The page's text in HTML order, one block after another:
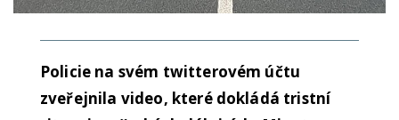
Policie na svém twitterovém účtu
zveřejnila video, které dokládá tristní